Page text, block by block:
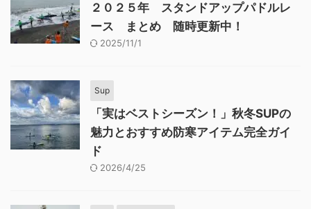
２０２５年 スタンドアップパドルレ
ース まとめ 随時更新中！
2025/11/1
Sup
「実はベストシーズン！」秋冬SUPの
魅力とおすすめ防寒アイテム完全ガイ
ド
2026/4/25